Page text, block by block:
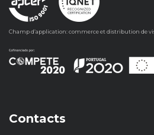
Champ d’application: commerce et distribution de
Contacts